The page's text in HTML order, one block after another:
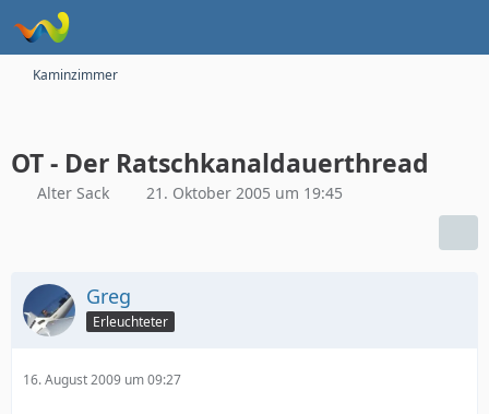
Kaminzimmer
OT - Der Ratschkanaldauerthread
Alter Sack 21. Oktober 2005 um 19:45
Greg
Erleuchteter
16. August 2009 um 09:27